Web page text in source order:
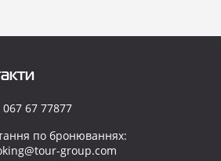
067 67 77877
по бронюваннях:
group.com